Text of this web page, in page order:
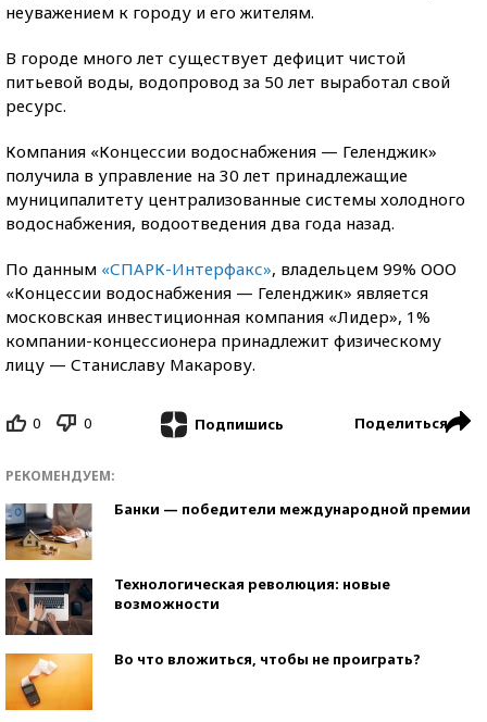
неуважением к городу и его жителям.
В городе много лет существует дефицит чистой
питьевой воды, водопровод за 50 лет выработал свой
ресурс.
Компания «Концессии водоснабжения — Геленджик»
получила в управление на 30 лет принадлежащие
муниципалитету централизованные системы холодного
водоснабжения, водоотведения два года назад.
По данным «СПАРК-Интерфакс», владельцем 99% ООО
«Концессии водоснабжения — Геленджик» является
московская инвестиционная компания «Лидер», 1%
компании-концессионера принадлежит физическому
лицу — Станиславу Макарову.
0 0 Подпишись Поделиться
РЕКОМЕНДУЕМ:
Банки — победители международной премии
Технологическая революция: новые
возможности
Во что вложиться, чтобы не проиграть?